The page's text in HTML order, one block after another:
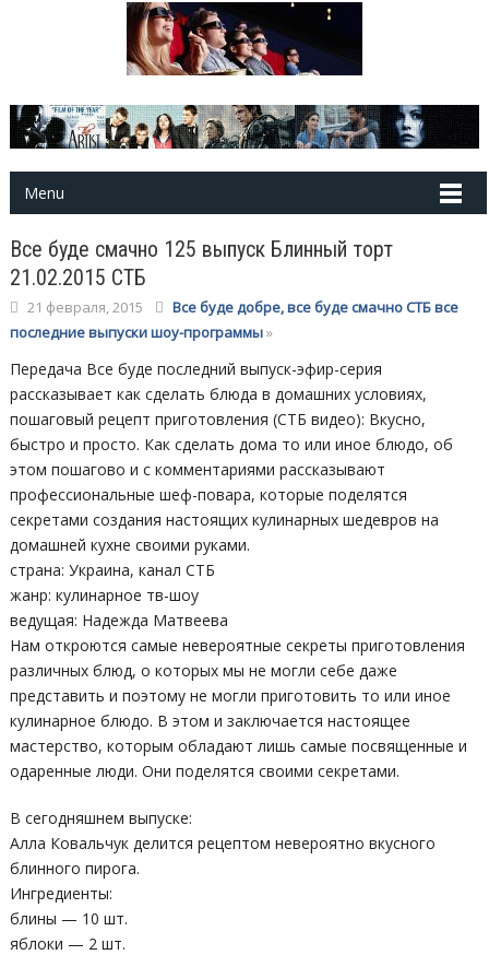
Menu
Все буде смачно 125 выпуск Блинный торт
21.02.2015 СТБ
21 февраля, 2015
Все буде добре, все буде смачно СТБ все
последние выпуски шоу-программы»
Передача Все буде последний выпуск-эфир-серия
рассказывает как сделать блюда в домашних условиях,
пошаговый рецепт приготовления (СТБ видео): Вкусно,
быстро и просто. Как сделать дома то или иное блюдо, об
этом пошагово и с комментариями рассказывают
профессиональные шеф-повара, которые поделятся
секретами создания настоящих кулинарных шедевров на
домашней кухне своими руками.
страна: Украина, канал СТБ
жанр: кулинарное тв-шоу
ведущая: Надежда Матвеева
Нам откроются самые невероятные секреты приготовления
различных блюд, о которых мы не могли себе даже
представить и поэтому не могли приготовить то или иное
кулинарное блюдо. В этом и заключается настоящее
мастерство, которым обладают лишь самые посвященные и
одаренные люди. Они поделятся своими секретами.
В сегодняшнем выпуске:
Алла Ковальчук делится рецептом невероятно вкусного
блинного пирога.
Ингредиенты:
блины — 10 шт.
яблоки — 2 шт.